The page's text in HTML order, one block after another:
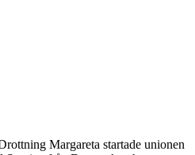
Margareta startade unionen